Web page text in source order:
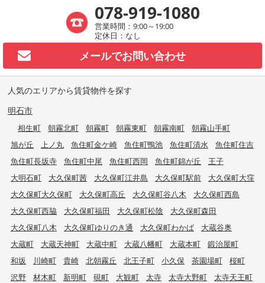
078-919-1080
営業時間：9:00～19:00
定休日：なし
メールでお問い合わせ
人気のエリアから賃貸物件を探す
明石市
相生町 朝霧北町 朝霧町 朝霧東町 朝霧南町
朝霧山手町
旭が丘
上ノ丸 魚住町金ケ崎 魚住町鴨池 魚住町清水
魚住町住吉
魚住町長坂寺
魚住町中尾 魚住町西岡 魚住町錦が丘
王子
大明石町
大久保町茜 大久保町江井島 大久保町駅前
大久保町大窪
大久保町大久保町
大久保町高丘 大久保町谷八木
大久保町西島
大久保町西脇
大久保町福田 大久保町松陰
大久保町森田
大久保町八木
大久保町ゆりのき通 大久保町わかば
大蔵谷奥
大蔵町
大蔵天神町 大蔵中町 大蔵八幡町 大蔵本町
鍛治屋町
和坂
川崎町 貴崎 北朝霧丘 北王子町 小久保 茶園場町
桜町
沢野
材木町 新明町 硯町 大観町 太寺 太寺大野町
太寺天王町